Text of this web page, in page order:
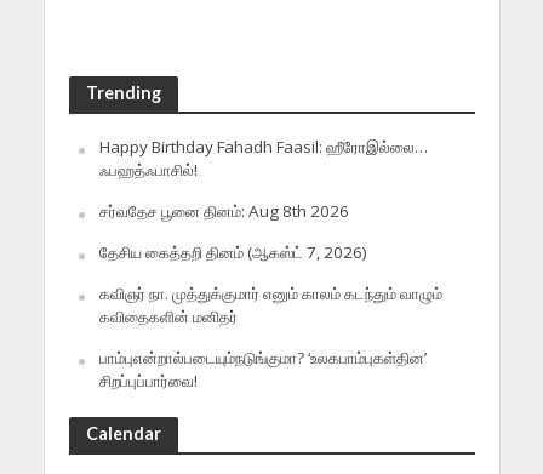
Trending
Happy Birthday Fahadh Faasil: ஹீரோஇல்லை…
ஃபஹத்ஃபாசில்!
சர்வதேச பூனை தினம்: Aug 8th 2026
தேசிய கைத்தறி தினம் (ஆகஸ்ட் 7, 2026)
கவிஞர் நா. முத்துக்குமார் எனும் காலம் கடந்தும் வாழும்
கவிதைகளின் மனிதர்
பாம்புஎன்றால்படையும்நடுங்குமா? ‘உலகபாம்புகள்தின’
சிறப்புப்பார்வை!
Calendar